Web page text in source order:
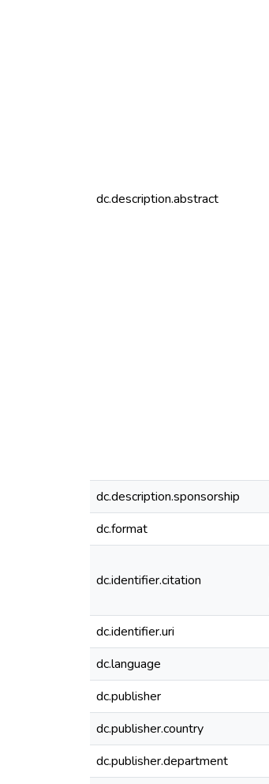
dc.description.abstract
dc.description.sponsorship
dc.format
dc.identifier.citation
dc.identifier.uri
dc.language
dc.publisher
dc.publisher.country
dc.publisher.department